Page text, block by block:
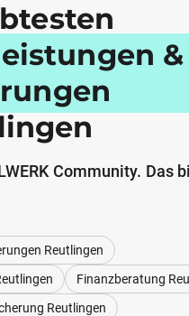
&
Community. Das
Reutlingen
Finanzberatung
Reutlingen